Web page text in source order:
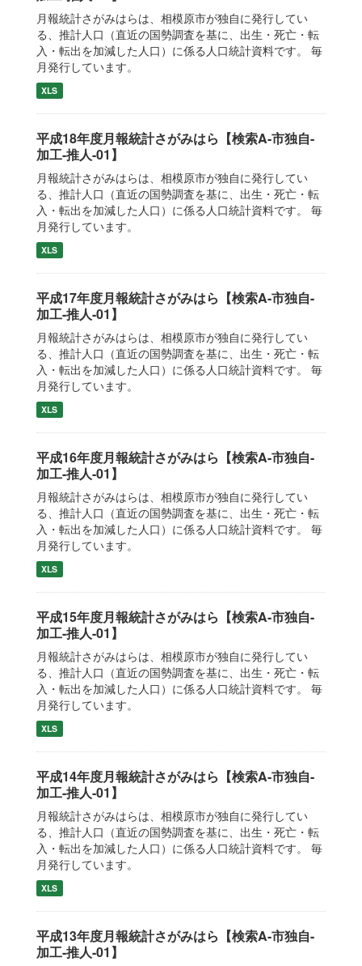
月報統計さがみはらは、相模原市が独自に発行してい
る、推計人口（直近の国勢調査を基に、出生・死亡・転
入・転出を加減した人口）に係る人口統計資料です。 毎
月発行しています。
XLS
平成18年度月報統計さがみはら【検索A-市独自-
加工-推人-01】
月報統計さがみはらは、相模原市が独自に発行してい
る、推計人口（直近の国勢調査を基に、出生・死亡・転
入・転出を加減した人口）に係る人口統計資料です。 毎
月発行しています。
XLS
平成17年度月報統計さがみはら【検索A-市独自-
加工-推人-01】
月報統計さがみはらは、相模原市が独自に発行してい
る、推計人口（直近の国勢調査を基に、出生・死亡・転
入・転出を加減した人口）に係る人口統計資料です。 毎
月発行しています。
XLS
平成16年度月報統計さがみはら【検索A-市独自-
加工-推人-01】
月報統計さがみはらは、相模原市が独自に発行してい
る、推計人口（直近の国勢調査を基に、出生・死亡・転
入・転出を加減した人口）に係る人口統計資料です。 毎
月発行しています。
XLS
平成15年度月報統計さがみはら【検索A-市独自-
加工-推人-01】
月報統計さがみはらは、相模原市が独自に発行してい
る、推計人口（直近の国勢調査を基に、出生・死亡・転
入・転出を加減した人口）に係る人口統計資料です。 毎
月発行しています。
XLS
平成14年度月報統計さがみはら【検索A-市独自-
加工-推人-01】
月報統計さがみはらは、相模原市が独自に発行してい
る、推計人口（直近の国勢調査を基に、出生・死亡・転
入・転出を加減した人口）に係る人口統計資料です。 毎
月発行しています。
XLS
平成13年度月報統計さがみはら【検索A-市独自-
加工-推人-01】